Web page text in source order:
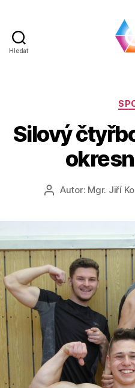
Hledat
Silový
AutorAutor: Mgr. Jiří